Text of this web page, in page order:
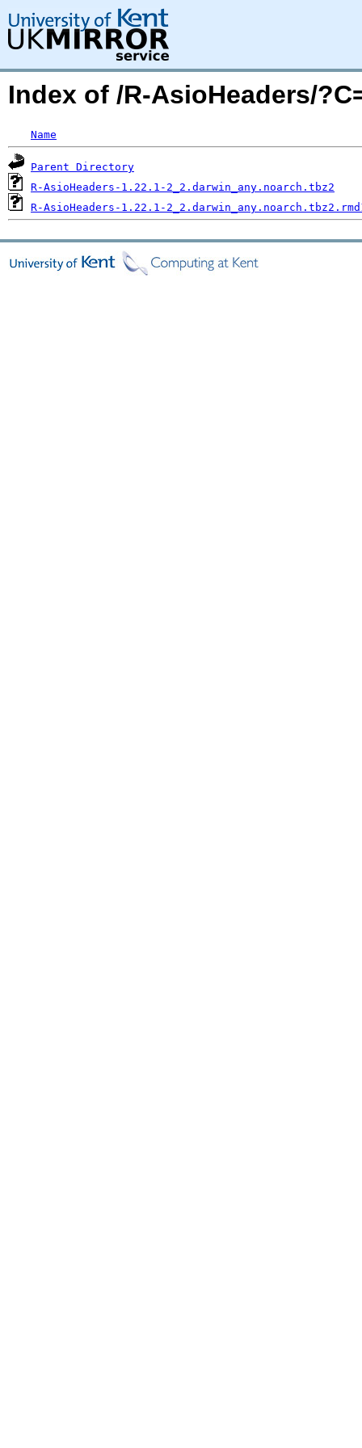
Index of /R-AsioHeaders/
Name
Parent Directory
R-AsioHeaders-1.22.1-2_2.darwin_any.noarch.tbz2
R-AsioHeaders-1.22.1-